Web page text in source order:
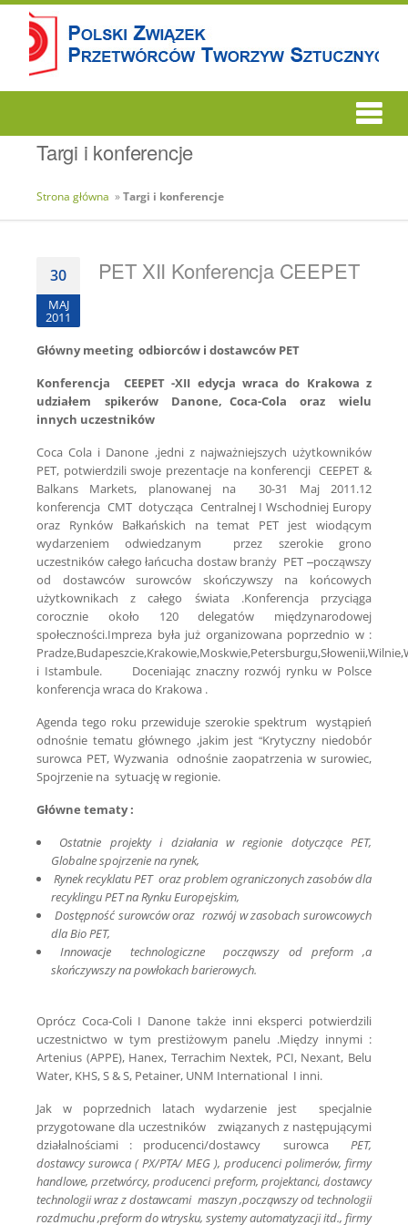
Targi i konferencje
Strona główna »Targi i konferencje
30
MAJ
2011
PET XII Konferencja CEEPET
Główny meeting odbiorców i dostawców PET
Konferencja CEEPET -XII edycja wraca do Krakowa z
udziałem spikerów Danone, Coca-Cola oraz wielu
innych uczestników
Coca Cola i Danone ,jedni z najważniejszych użytkowników
PET, potwierdzili swoje prezentacje na konferencji CEEPET &
Balkans Markets, planowanej na 30-31 Maj 2011.12
konferencja CMT dotycząca Centralnej I Wschodniej Europy
oraz Rynków Bałkańskich na temat PET jest wiodącym
wydarzeniem odwiedzanym przez szerokie grono
uczestników całego łańcucha dostaw branży PET –począwszy
od dostawców surowców skończywszy na końcowych
użytkownikach z całego świata .Konferencja przyciąga
corocznie około 120 delegatów międzynarodowej
społeczności.Impreza była już organizowana poprzednio w :
i Istambule. Doceniając znaczny rozwój rynku w Polsce
konferencja wraca do Krakowa .
Agenda tego roku przewiduje szerokie spektrum wystąpień
odnośnie tematu głównego ,jakim jest “Krytyczny niedobór
surowca PET, Wyzwania odnośnie zaopatrzenia w surowiec,
Spojrzenie na sytuację w regionie.
Główne tematy :
Ostatnie projekty i działania w regionie dotyczące PET,
Globalne spojrzenie na rynek,
Rynek recyklatu PET oraz problem ograniczonych zasobów dla
recyklingu PET na Rynku Europejskim,
Dostępność surowców oraz rozwój w zasobach surowcowych
dla Bio PET,
Innowacje technologiczne począwszy od preform ,a
skończywszy na powłokach barierowych.
Oprócz Coca-Coli I Danone także inni eksperci potwierdzili
uczestnictwo w tym prestiżowym panelu .Między innymi :
Artenius (APPE), Hanex, Terrachim Nextek, PCI, Nexant, Belu
Water, KHS, S & S, Petainer, UNM International I inni.
Jak w poprzednich latach wydarzenie jest specjalnie
przygotowane dla uczestników związanych z następującymi
działalnościami : producenci/dostawcy surowca PET,
dostawcy surowca ( PX/PTA/ MEG ), producenci polimerów, firmy
handlowe, przetwórcy, producenci preform, projektanci, dostawcy
technologii wraz z dostawcami maszyn ,począwszy od technologii
rozdmuchu ,preform do wtrysku, systemy automatyzacji itd., firmy